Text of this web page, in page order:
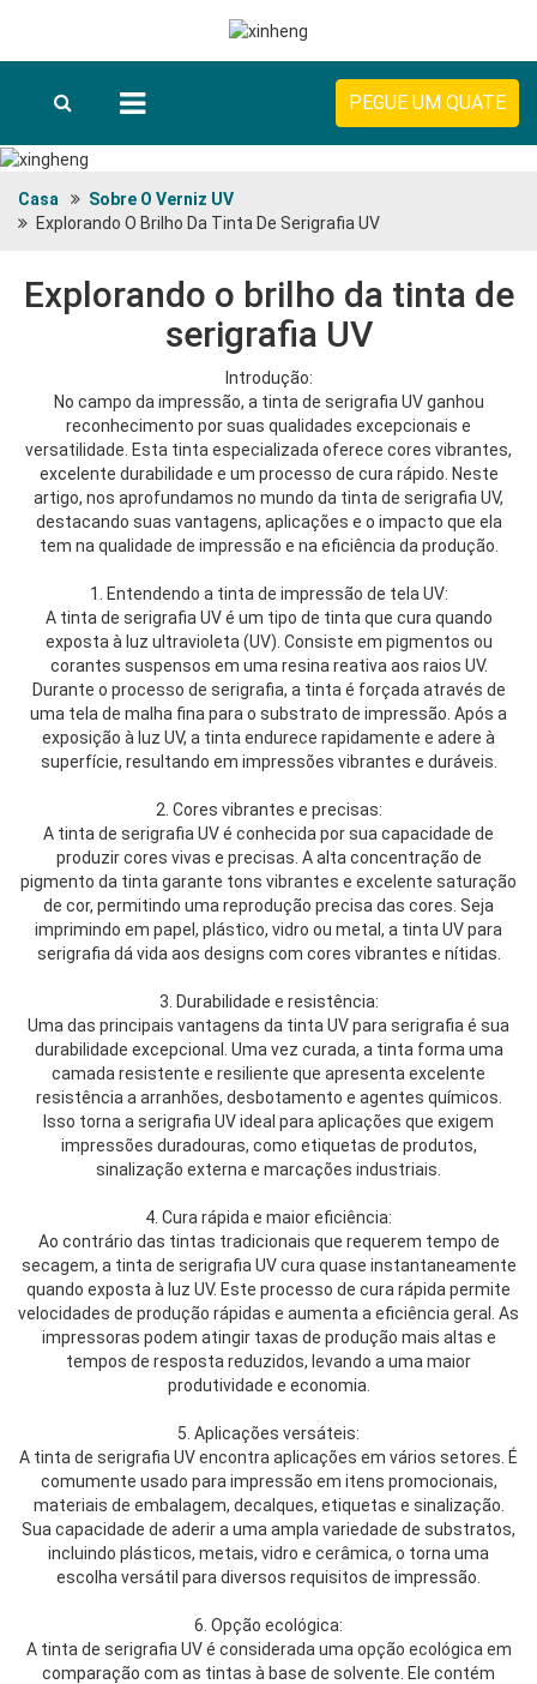
PEGUE UM QUATE
Casa
Sobre O Verniz UV
Explorando O Brilho Da Tinta De Serigrafia UV
Explorando o brilho da tinta de
serigrafia UV
Introdução:
No campo da impressão, a tinta de serigrafia UV ganhou
reconhecimento por suas qualidades excepcionais e
versatilidade. Esta tinta especializada oferece cores vibrantes,
excelente durabilidade e um processo de cura rápido. Neste
artigo, nos aprofundamos no mundo da tinta de serigrafia UV,
destacando suas vantagens, aplicações e o impacto que ela
tem na qualidade de impressão e na eficiência da produção.
1. Entendendo a tinta de impressão de tela UV:
A tinta de serigrafia UV é um tipo de tinta que cura quando
exposta à luz ultravioleta (UV). Consiste em pigmentos ou
corantes suspensos em uma resina reativa aos raios UV.
Durante o processo de serigrafia, a tinta é forçada através de
uma tela de malha fina para o substrato de impressão. Após a
exposição à luz UV, a tinta endurece rapidamente e adere à
superfície, resultando em impressões vibrantes e duráveis.
2. Cores vibrantes e precisas:
A tinta de serigrafia UV é conhecida por sua capacidade de
produzir cores vivas e precisas. A alta concentração de
pigmento da tinta garante tons vibrantes e excelente saturação
de cor, permitindo uma reprodução precisa das cores. Seja
imprimindo em papel, plástico, vidro ou metal, a tinta UV para
serigrafia dá vida aos designs com cores vibrantes e nítidas.
3. Durabilidade e resistência:
Uma das principais vantagens da tinta UV para serigrafia é sua
durabilidade excepcional. Uma vez curada, a tinta forma uma
camada resistente e resiliente que apresenta excelente
resistência a arranhões, desbotamento e agentes químicos.
Isso torna a serigrafia UV ideal para aplicações que exigem
impressões duradouras, como etiquetas de produtos,
sinalização externa e marcações industriais.
4. Cura rápida e maior eficiência:
Ao contrário das tintas tradicionais que requerem tempo de
secagem, a tinta de serigrafia UV cura quase instantaneamente
quando exposta à luz UV. Este processo de cura rápida permite
velocidades de produção rápidas e aumenta a eficiência geral. As
impressoras podem atingir taxas de produção mais altas e
tempos de resposta reduzidos, levando a uma maior
produtividade e economia.
5. Aplicações versáteis:
A tinta de serigrafia UV encontra aplicações em vários setores. É
comumente usado para impressão em itens promocionais,
materiais de embalagem, decalques, etiquetas e sinalização.
Sua capacidade de aderir a uma ampla variedade de substratos,
incluindo plásticos, metais, vidro e cerâmica, o torna uma
escolha versátil para diversos requisitos de impressão.
6. Opção ecológica:
A tinta de serigrafia UV é considerada uma opção ecológica em
comparação com as tintas à base de solvente. Ele contém